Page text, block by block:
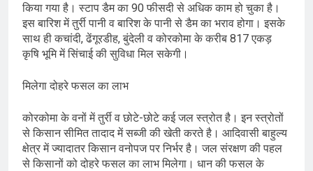
किया गया है। स्टाप डैम का 90 फीसदी से अधिक काम हो चुका है।
इस बारिश में तुर्री पानी व बारिश के पानी से डैम का भराव होगा। इसके
साथ ही कचांदी, ढेंगूरडीह, बुंदेली व कोरकोमा के करीब 817 एकड़
कृषि भूमि में सिंचाई की सुविधा मिल सकेगी।
मिलेगा दोहरे फसल का लाभ
कोरकोमा के वनों में तुर्री व छोटे-छोटे कई जल स्त्रोत है। इन स्त्रोतों
से किसान सीमित तादाद में सब्जी की खेती करते है। आदिवासी बाहुल्य
क्षेत्र में ज्यादातर किसान वनोपज पर निर्भर है। जल संरक्षण की पहल
से किसानों को दोहरे फसल का लाभ मिलेगा। धान की फसल के